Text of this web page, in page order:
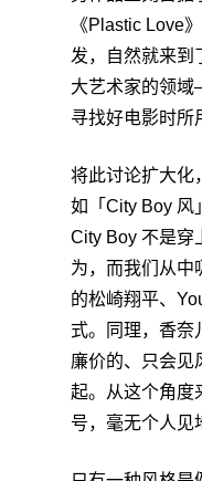
《Plastic Love
发，自然就来到
大艺术家的领
寻找好电影时所
将此讨论扩大化
如「City Boy 风
City Boy 不是穿
为，而我们从中
的松崎翔平、
式。同理，香奈
廉价的、只会见
起。从这个角度
号，毫无个人见